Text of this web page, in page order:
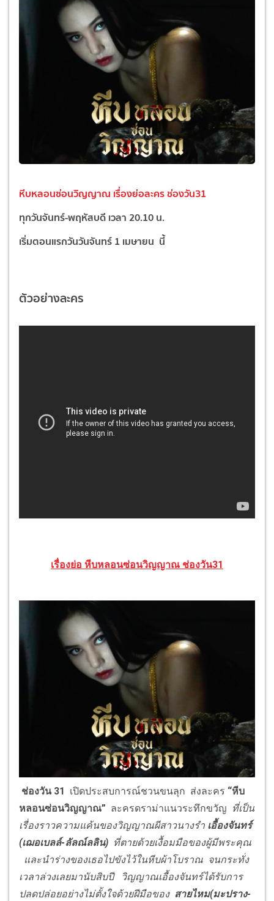
หีบหลอนซ่อนวิญญาณ เรื่องย่อละคร ช่องวัน31
ทุกวันจันทร์-พฤหัสบดี เวลา 20.10 น.
เริ่มตอนแรกวันวันจันทร์ 1 เมษายน นี้
ตัวอย่างละคร
เรื่องย่อ หีบหลอนซ่อนวิญญาณ ช่องวัน31
ช่องวัน 31 เปิดประสบการณ์ชวนขนลุก ส่งละคร “หีบ
หลอนซ่อนวิญญาณ” ละครดราม่าแนวระทึกขวัญ ที่เป็น
เรื่องราวความแค้นของวิญญาณผีสาวนางรำ เอื้องจันทร์
(เฌอเบลล์-ลัลณ์ลลิน) ที่ตายด้วยเงื้อมมือของผู้มีพระคุณ
และนำร่างของเธอไปขังไว้ในหีบผ้าโบราณ จนกระทั่ง
เวลาล่วงเลยมานับสิบปี วิญญาณเอื้องจันทร์ได้รับการ
ปลดปล่อยอย่างไม่ตั้งใจด้วยฝีมือของ สายไหม(มะปราง-